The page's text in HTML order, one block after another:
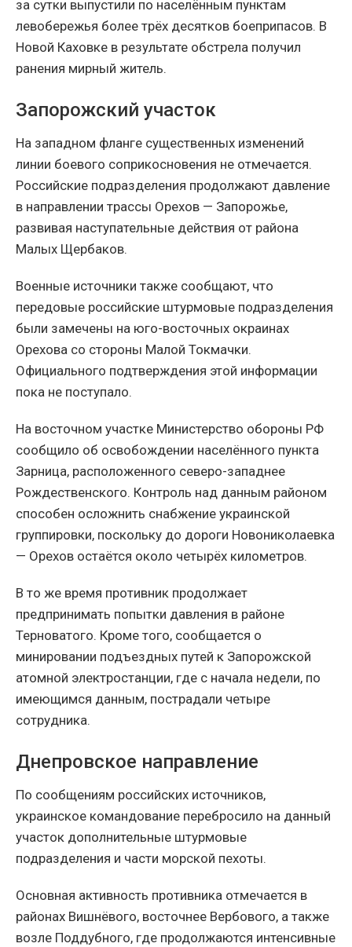
за сутки выпустили по населённым пунктам
левобережья более трёх десятков боеприпасов. В
Новой Каховке в результате обстрела получил
ранения мирный житель.
Запорожский участок
На западном фланге существенных изменений
линии боевого соприкосновения не отмечается.
Российские подразделения продолжают давление
в направлении трассы Орехов — Запорожье,
развивая наступательные действия от района
Малых Щербаков.
Военные источники также сообщают, что
передовые российские штурмовые подразделения
были замечены на юго-восточных окраинах
Орехова со стороны Малой Токмачки.
Официального подтверждения этой информации
пока не поступало.
На восточном участке Министерство обороны РФ
сообщило об освобождении населённого пункта
Зарница, расположенного северо-западнее
Рождественского. Контроль над данным районом
способен осложнить снабжение украинской
группировки, поскольку до дороги Новониколаевка
— Орехов остаётся около четырёх километров.
В то же время противник продолжает
предпринимать попытки давления в районе
Терноватого. Кроме того, сообщается о
минировании подъездных путей к Запорожской
атомной электростанции, где с начала недели, по
имеющимся данным, пострадали четыре
сотрудника.
Днепровское направление
По сообщениям российских источников,
украинское командование перебросило на данный
участок дополнительные штурмовые
подразделения и части морской пехоты.
Основная активность противника отмечается в
районах Вишнёвого, восточнее Вербового, а также
возле Поддубного, где продолжаются интенсивные